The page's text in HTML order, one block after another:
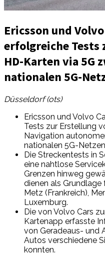
Ericsson und
erfolgreiche Tests
HD-Karten via 5G
nationalen 5G-
Düsseldorf (ots)
Ericsson und Volvo
Tests zur Erstellung
Navigation
nationalen 5G-
Die Streckentests in
eine nahtlose
Grenzen hinweg
dienen als
Metz (Frankreich),
Luxemburg.
Die von Volvo Cars
Kartenapp erfasste
von Geradeaus- und
Autos verschiedene
konnten.